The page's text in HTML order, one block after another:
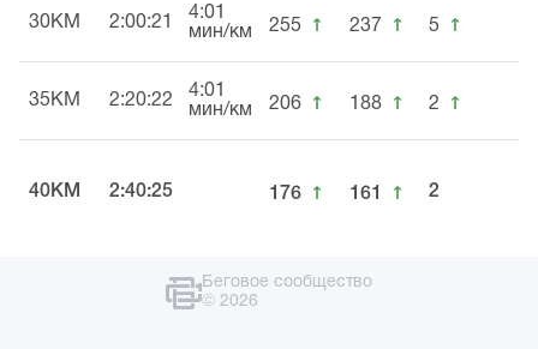
30KM 2:00:21
4:01
мин/км
255 ↑ 237 ↑ 5 ↑
35KM 2:20:22
4:01
мин/км
206 ↑ 188 ↑ 2 ↑
40KM 2:40:25 176 ↑ 161 ↑ 2
Беговое сообщество
© 2026